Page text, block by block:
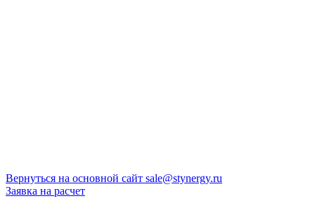
Вернуться на основной сайт sale@stynergy.ru
Заявка на расчет